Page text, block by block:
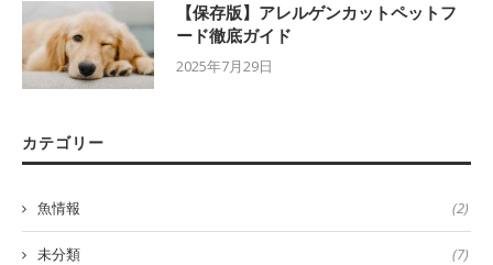
【保存版】アレルゲンカットペットフ
ード徹底ガイド
2025年7月29日
カテゴリー
魚情報 (2)
未分類 (7)